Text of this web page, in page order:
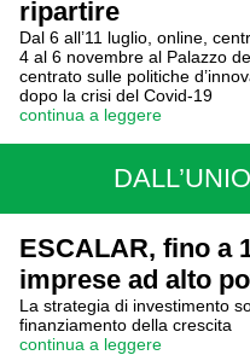
ripartire
Dal 6 all’11 luglio, online,
4 al 6 novembre al Palazzo
centrato sulle politiche
dopo la crisi del Covid-19
continua a leggere
ESCALAR, fino a
imprese ad alto
La strategia di investimento
finanziamento della crescita
continua a leggere